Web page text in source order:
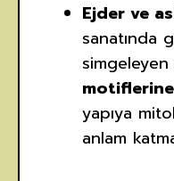
Ejder ve
sanatında
simgeleyen
motiflerine
yapıya
anlam